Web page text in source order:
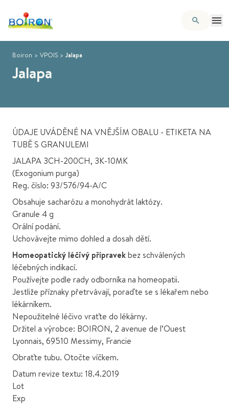
Boiron > VPOIS > Jalapa
Jalapa
ÚDAJE UVÁDĚNÉ NA VNĚJŠÍM OBALU - ETIKETA NA
TUBĚ S GRANULEMI
JALAPA 3CH-200CH, 3K-10MK
(Exogonium purga)
Reg. číslo: 93/576/94-A/C
Obsahuje sacharózu a monohydrát laktózy.
Granule 4 g
Orální podání.
Uchovávejte mimo dohled a dosah dětí.
Homeopatický léčivý přípravekbez schválených
léčebných indikací.
Používejte podle rady odborníka na homeopatii.
Jestliže příznaky přetrvávají, poraďte se s lékařem nebo
lékárníkem.
Nepoužitelné léčivo vraťte do lékárny.
Držitel a výrobce: BOIRON, 2 avenue de l’Ouest
Lyonnais, 69510 Messimy, Francie
Obraťte tubu. Otočte víčkem.
Datum revize textu: 18.4.2019
Lot
Exp